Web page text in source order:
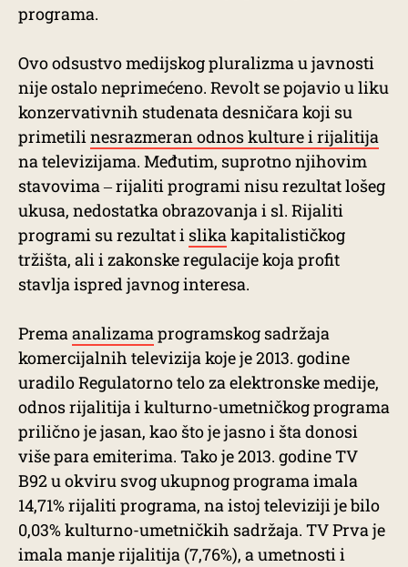
programa.
Ovo odsustvo medijskog pluralizma u javnosti
nije ostalo neprimećeno. Revolt se pojavio u liku
konzervativnih studenata desničara koji su
primetilinesrazmeran odnos kulture i rijalitija
na televizijama. Međutim, suprotno njihovim
stavovima ‒ rijaliti programi nisu rezultat lošeg
ukusa, nedostatka obrazovanja i sl. Rijaliti
programi su rezultat i slikakapitalističkog
tržišta, ali i zakonske regulacije koja profit
stavlja ispred javnog interesa.
Premaanalizamaprogramskog sadržaja
komercijalnih televizija koje je 2013. godine
uradilo Regulatorno telo za elektronske medije,
odnos rijalitija i kulturno-umetničkog programa
prilično je jasan, kao što je jasno i šta donosi
više para emiterima. Tako je 2013. godine TV
B92 u okviru svog ukupnog programa imala
14,71% rijaliti programa, na istoj televiziji je bilo
0,03% kulturno-umetničkih sadržaja. TV Prva je
imala manje rijalitija (7,76%), a umetnosti i